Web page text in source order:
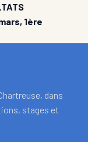
1ère
dans
stages et